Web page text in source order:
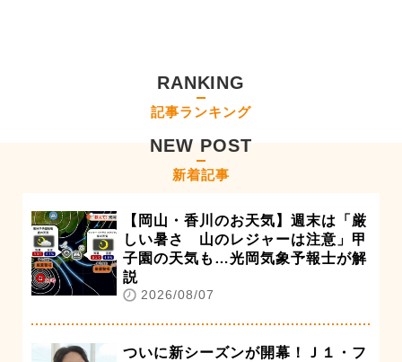
RANKING
記事ランキング
NEW POST
新着記事
【岡山・香川のお天気】週末は「厳
しい暑さ 山のレジャーは注意」甲
子園の天気も…光岡気象予報士が解
説
2026/08/07
ついに新シーズンが開幕！Ｊ１・フ